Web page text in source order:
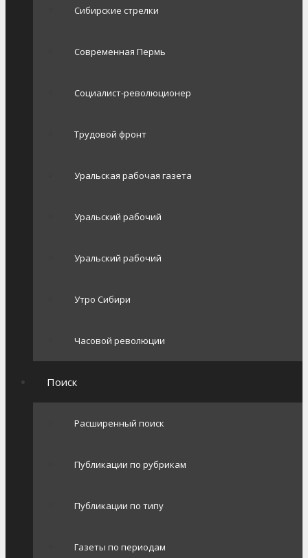
Сибирские стрелки
Современная Пермь
Социалист-революционер
Трудовой фронт
Уральская рабочая газета
Уральский рабочий
Уральский рабочий
Утро Сибири
Часовой революции
Поиск
Расширенный поиск
Публикации по рубрикам
Публикации по типу
Газеты по периодам